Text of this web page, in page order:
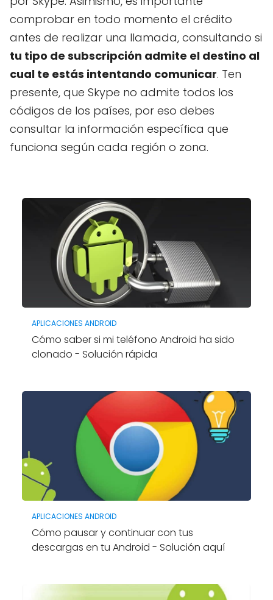
comprobar en todo momento el crédito
antes de realizar una llamada, consultando si
tu tipo de subscripción admite el destino al
cual te estás intentando comunicar. Ten
presente, que Skype no admite todos los
códigos de los países, por eso debes
consultar la información específica que
funciona según cada región o zona.
APLICACIONES ANDROID
Cómo saber si mi teléfono Android ha sido
clonado - Solución rápida
APLICACIONES ANDROID
Cómo pausar y continuar con tus
descargas en tu Android - Solución aquí